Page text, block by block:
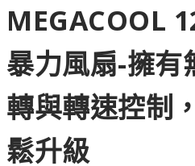
MEGACOOL
暴力風扇-擁有
轉與轉速控制
鬆升級